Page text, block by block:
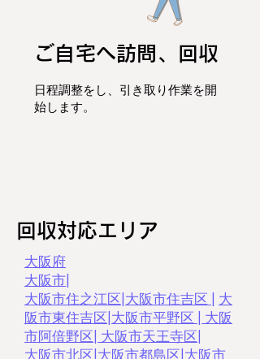
ご自宅へ訪問、回収
日程調整をし、 引き取り作業を開
始します。
回収対応エリア
大阪府
大阪市
大阪市住之江区 大阪市住吉区 |
大
阪市東住吉区 大阪市平野区
大阪
市阿倍野区 大阪市天王寺区
大阪市北区 大阪市都島区 大阪市